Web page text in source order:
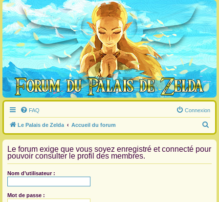
FAQ Connexion
Le Palais de Zelda Accueil du forum
e
c
Le forum exige que vous soyez enregistré et connecté pour
pouvoir consulter le profil des membres.
Nom d’utilisateur :
Mot de passe :